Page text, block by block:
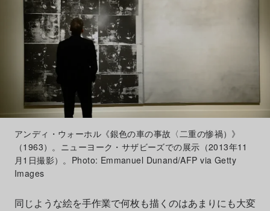
アンディ・ウォーホル《銀色の車の事故〈二重の惨禍）》
（1963）。ニューヨーク・サザビーズでの展示（2013年11
月1日撮影）。Photo: Emmanuel Dunand/AFP via Getty
Images
同じような絵を手作業で何枚も描くのはあまりにも大変